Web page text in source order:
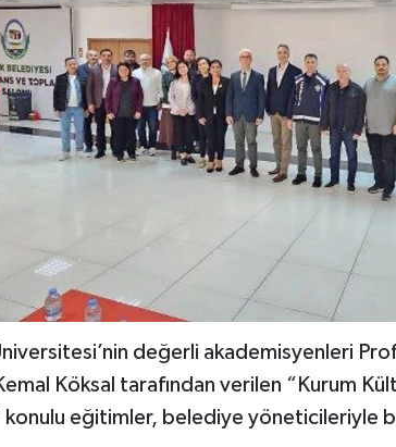
değerli akademisyenleri
Köksal tarafından verilen “Kurum
konulu eğitimler, belediye yöneticileriyle